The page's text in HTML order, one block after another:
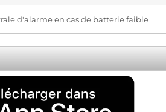
d'alarme en cas de batterie faible